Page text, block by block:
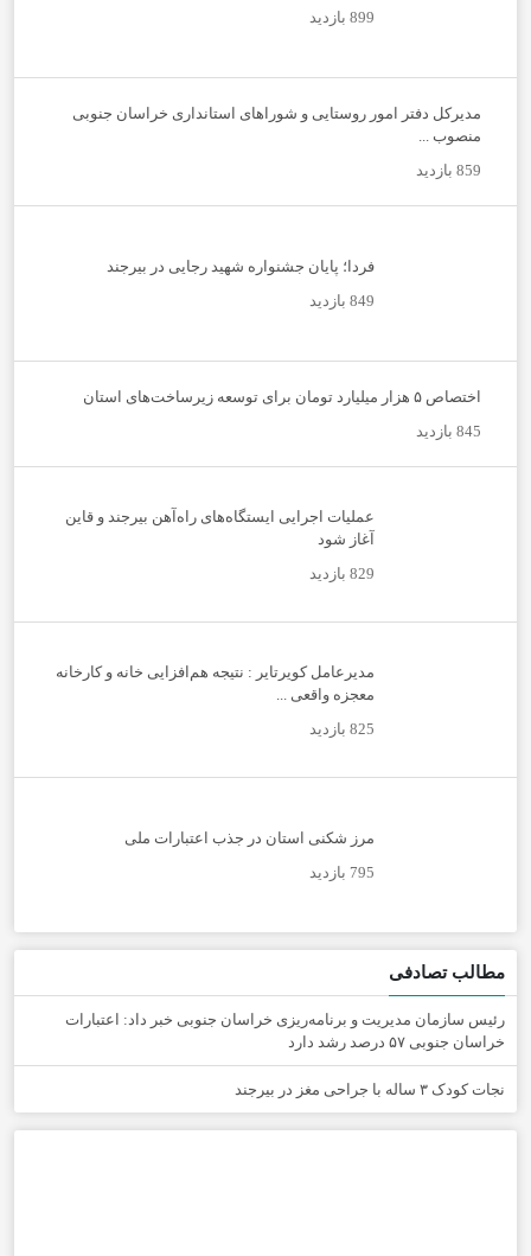
899 بازدید
مدیرکل دفتر امور روستایی و شوراهای استانداری خراسان جنوبی
منصوب ...
859 بازدید
فردا؛ پایان جشنواره شهید رجایی در بیرجند
849 بازدید
اختصاص ۵ هزار میلیارد تومان برای توسعه زیرساخت‌های استان
845 بازدید
عملیات اجرایی ایستگاه‌های راه‌آهن بیرجند و قاین
آغاز شود
829 بازدید
مدیرعامل کویرتایر : نتیجه هم‌افزایی خانه و کارخانه
معجزه واقعی ...
825 بازدید
مرز شکنی استان در جذب اعتبارات ملی
795 بازدید
مطالب تصادفی
رئیس سازمان مدیریت و برنامه‌ریزی خراسان جنوبی خبر داد: اعتبارات
خراسان جنوبی ۵۷ درصد رشد دارد
نجات کودک ۳ ساله با جراحی مغز در بیرجند